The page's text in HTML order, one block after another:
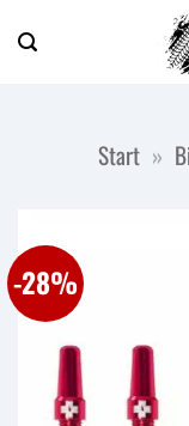
Inhalt
Start »
-28%